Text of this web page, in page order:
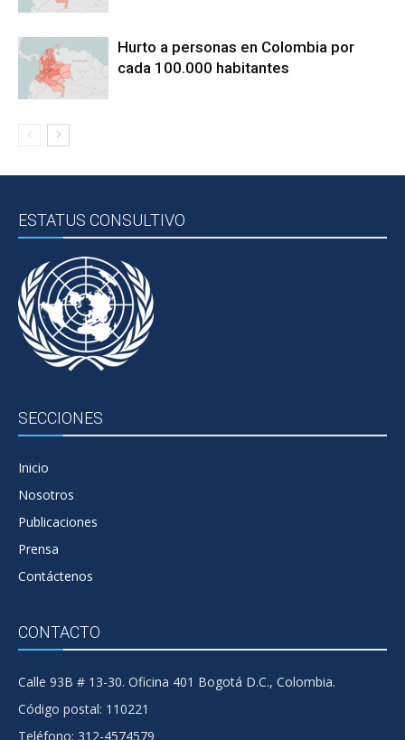
Hurto a personas en Colombia por
cada 100.000 habitantes
ESTATUS CONSULTIVO
SECCIONES
Inicio
Nosotros
Publicaciones
Prensa
Contáctenos
CONTACTO
Calle 93B # 13-30. Oficina 401 Bogotá D.C., Colombia.
Código postal: 110221
Teléfono: 312-4574579